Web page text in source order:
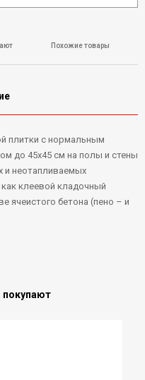
Похожие товары
плитки с нормальным
до 45х45 см на полы и стены
и неотапливаемых
клеевой кладочный
ячеистого бетона (пено – и
покупают